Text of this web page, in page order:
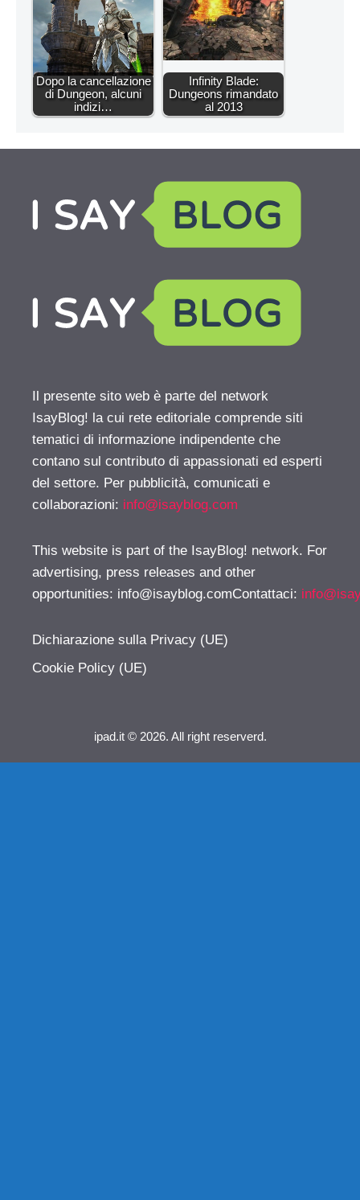
Dopo la cancellazione
di Dungeon, alcuni
indizi…
Infinity Blade:
Dungeons rimandato
al 2013
Il presente sito web è parte del network
IsayBlog! la cui rete editoriale comprende siti
tematici di informazione indipendente che
contano sul contributo di appassionati ed esperti
del settore. Per pubblicità, comunicati e
collaborazioni: info@isayblog.com
This website is part of the IsayBlog! network. For
advertising, press releases and other
opportunities: info@isayblog.comContattaci:
Dichiarazione sulla Privacy (UE)
Cookie Policy (UE)
ipad.it © 2026. All right reserverd.